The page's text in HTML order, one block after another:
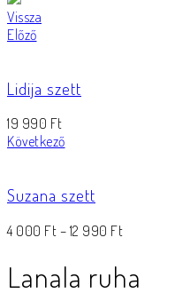
Vissza
Előző
Lidija szett
19 990 Ft
Következő
Suzana szett
4 000 Ft – 12 990 Ft
Lanala ruha